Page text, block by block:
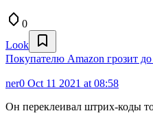
0
Look
Покупателю Amazon грозит
ner0 Oct 11 2021 at 08:58
Он переклеивал штрих-коды